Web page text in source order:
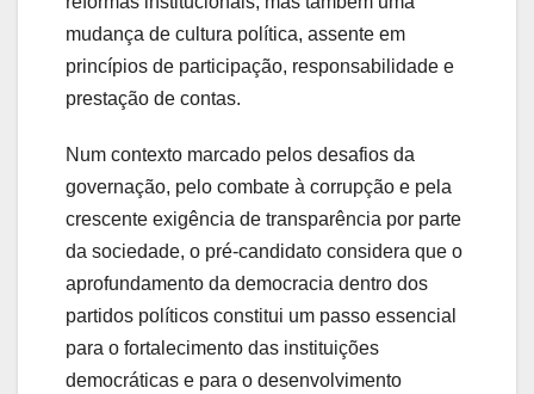
mudança de cultura política, assente em
princípios de participação, responsabilidade e
prestação de contas.
Num contexto marcado pelos desafios da
governação, pelo combate à corrupção e pela
crescente exigência de transparência por parte
da sociedade, o pré-candidato considera que o
aprofundamento da democracia dentro dos
partidos políticos constitui um passo essencial
para o fortalecimento das instituições
democráticas e para o desenvolvimento